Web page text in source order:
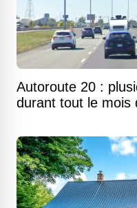
Autoroute 20 :
durant tout le mois